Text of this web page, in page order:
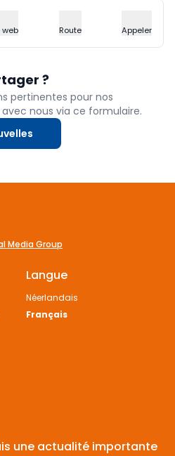
web Route Appeler
?
pertinentes pour nos
nous via ce formulaire.
Media Group
Langue
Néerlandais
Français
une actualité importante